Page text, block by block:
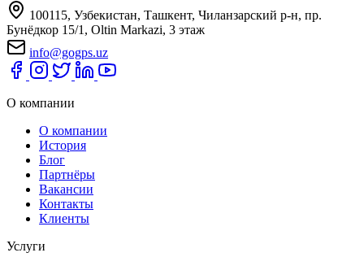
100115, Узбекистан, Ташкент, Чиланзарский р-н, пр.
Бунёдкор 15/1, Oltin Markazi, 3 этаж
info@gogps.uz
О компании
О компании
История
Блог
Партнёры
Вакансии
Контакты
Клиенты
Услуги